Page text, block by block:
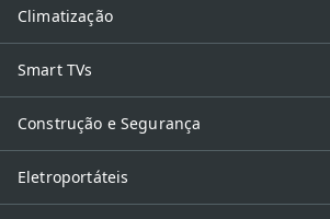
Climatização
Smart TVs
Construção e Segurança
Eletroportáteis